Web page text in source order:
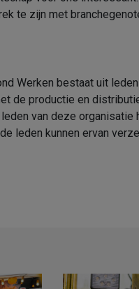
te zijn met
Werken bestaat uit
de productie en
van deze organisatie
leden kunnen ervan